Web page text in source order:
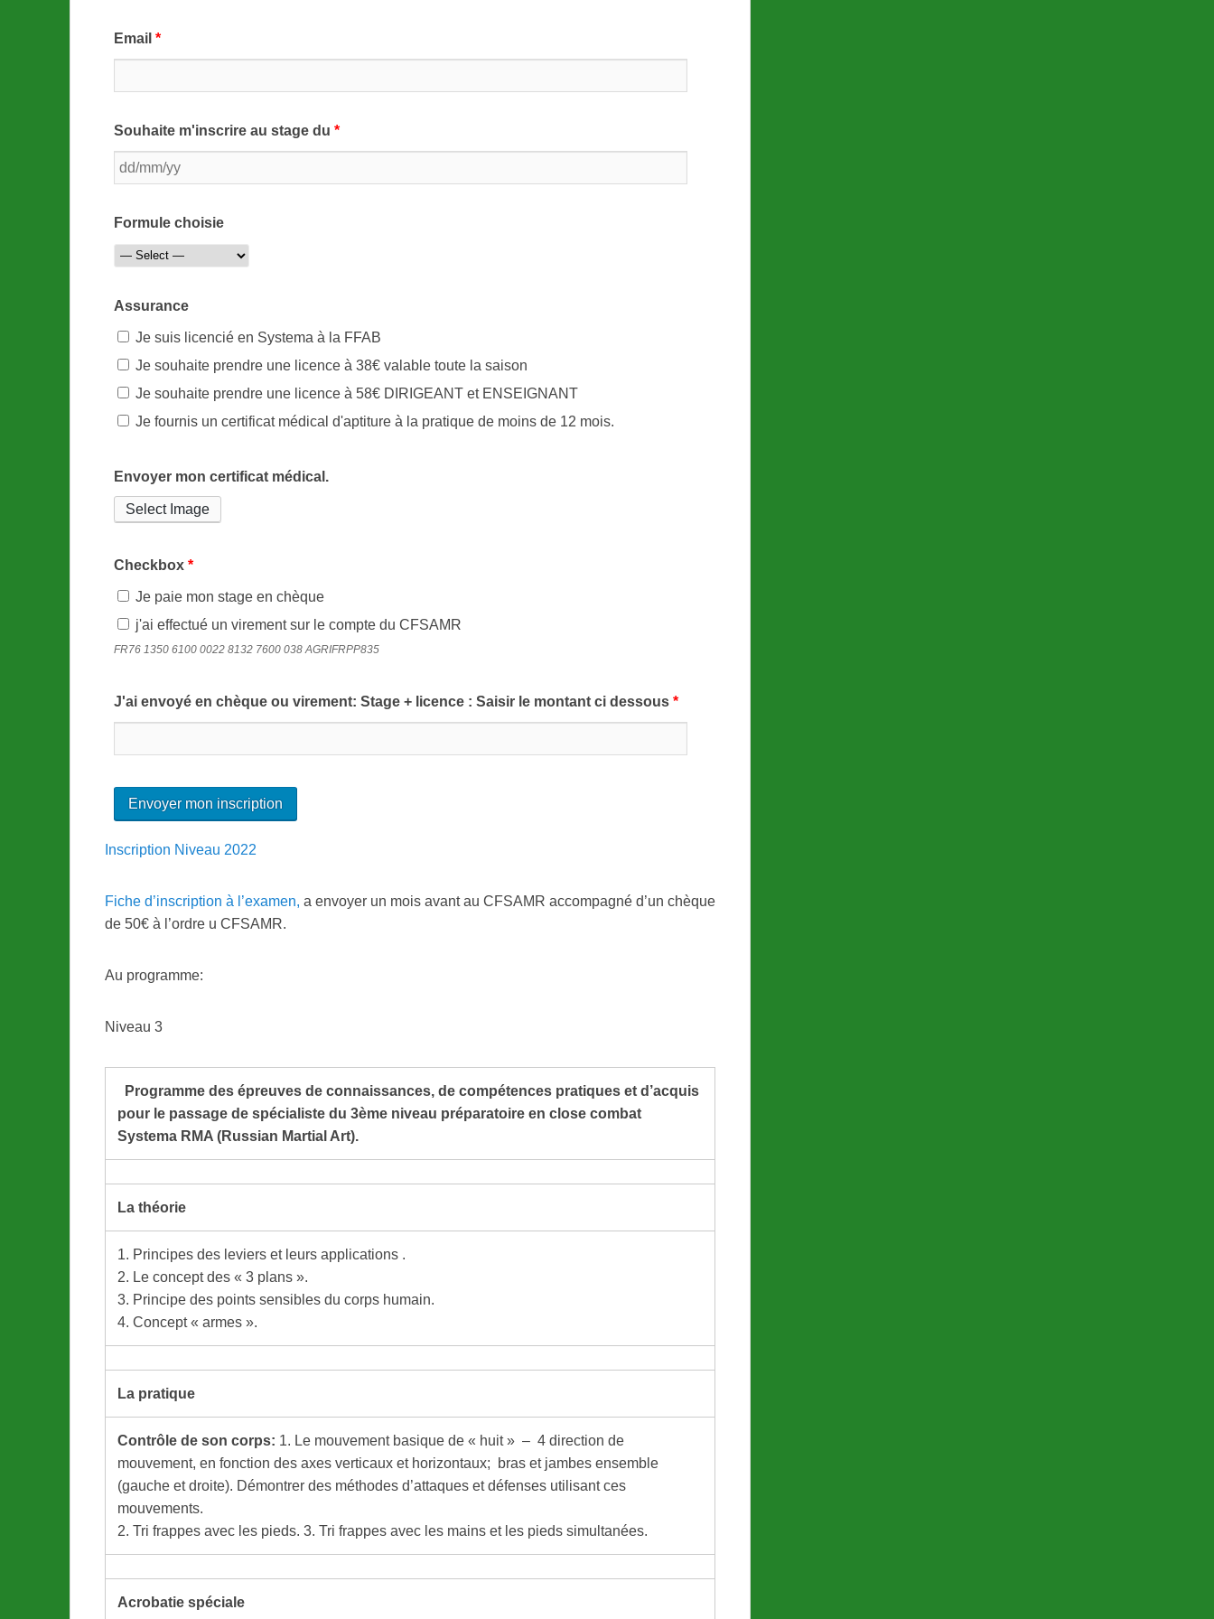
Email *
Souhaite m'inscrire au stage du *
Formule choisie
Assurance
Je suis licencié en Systema à la FFAB
Je souhaite prendre une licence à 38€ valable toute la saison
Je souhaite prendre une licence à 58€ DIRIGEANT et ENSEIGNANT
Je fournis un certificat médical d'aptiture à la pratique de moins de 12 mois.
Envoyer mon certificat médical.
Select Image
Checkbox *
Je paie mon stage en chèque
j'ai effectué un virement sur le compte du CFSAMR
FR76 1350 6100 0022 8132 7600 038 AGRIFRPP835
J'ai envoyé en chèque ou virement: Stage + licence : Saisir le montant ci dessous *
Inscription Niveau 2022
Fiche d’inscription à l’examen, a envoyer un mois avant au CFSAMR accompagné d’un chèque
de 50€ à l’ordre u CFSAMR.
Au programme:
Niveau 3
Programme des épreuves de connaissances, de compétences pratiques et d’acquis
pour le passage de spécialiste du 3ème niveau préparatoire en close combat
Systema RMA (Russian Martial Art).
La théorie
1. Principes des leviers et leurs applications .
2. Le concept des « 3 plans ».
3. Principe des points sensibles du corps humain.
4. Concept « armes ».
La pratique
Contrô le de son corps: 1. Le mouvement basique de « huit » – 4 direction de
mouvement, en fonction des axes verticaux et horizontaux; bras et jambes ensemble
(gauche et droite). Démontrer des méthodes d’attaques et défenses utilisant ces
mouvements.
2. Tri frappes avec les pieds. 3. Tri frappes avec les mains et les pieds simultanées.
Acrobatie spéciale